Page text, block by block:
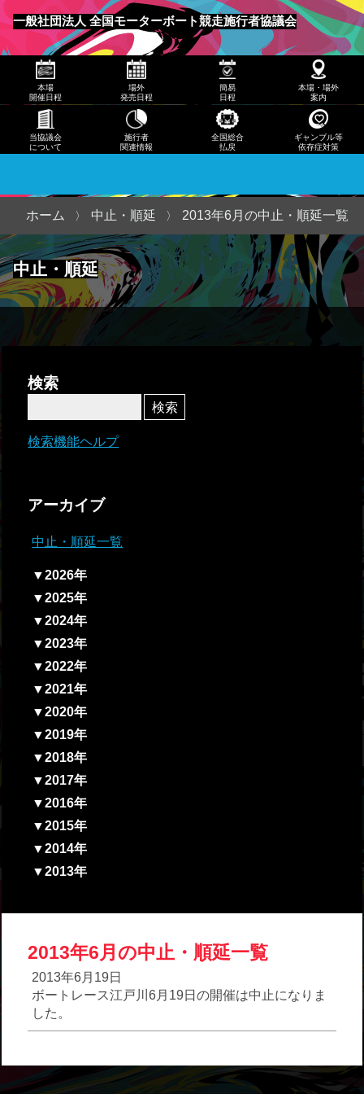
一般社団法人 全国モーターボート競走施行者協議会
メニュー
発売
日程
日程
本
場・
案内
当協
議会
につ
いて
本場
開催日程
場外
発売日程
簡易
日程
本場・場外
案内
当協議会
について
施行者
関連情報
全国総合
払戻
ギャンブル等
依存症対策
中止・順延
ホーム 中止・順延 2013年6月の中止・順延一覧
検索
検索機能ヘルプ
アーカイブ
中止・順延一覧
▼2026年
▼2025年
▼2024年
▼2023年
▼2022年
▼2021年
▼2020年
▼2019年
▼2018年
▼2017年
▼2016年
▼2015年
▼2014年
▼2013年
2013年6月の中止・順延一覧
2013年6月19日
ボートレース江戸川6月19日の開催は中止になりま
した。